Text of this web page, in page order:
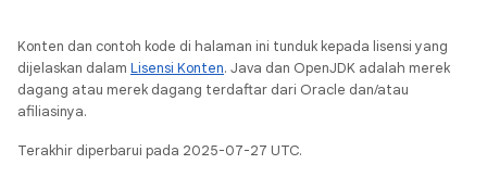
Konten dan contoh kode di halaman ini tunduk kepada lisensi yang
dijelaskan dalam Lisensi Konten. Java dan OpenJDK adalah merek
dagang atau merek dagang terdaftar dari Oracle dan/atau
afiliasinya.
Terakhir diperbarui pada 2025-07-27 UTC.